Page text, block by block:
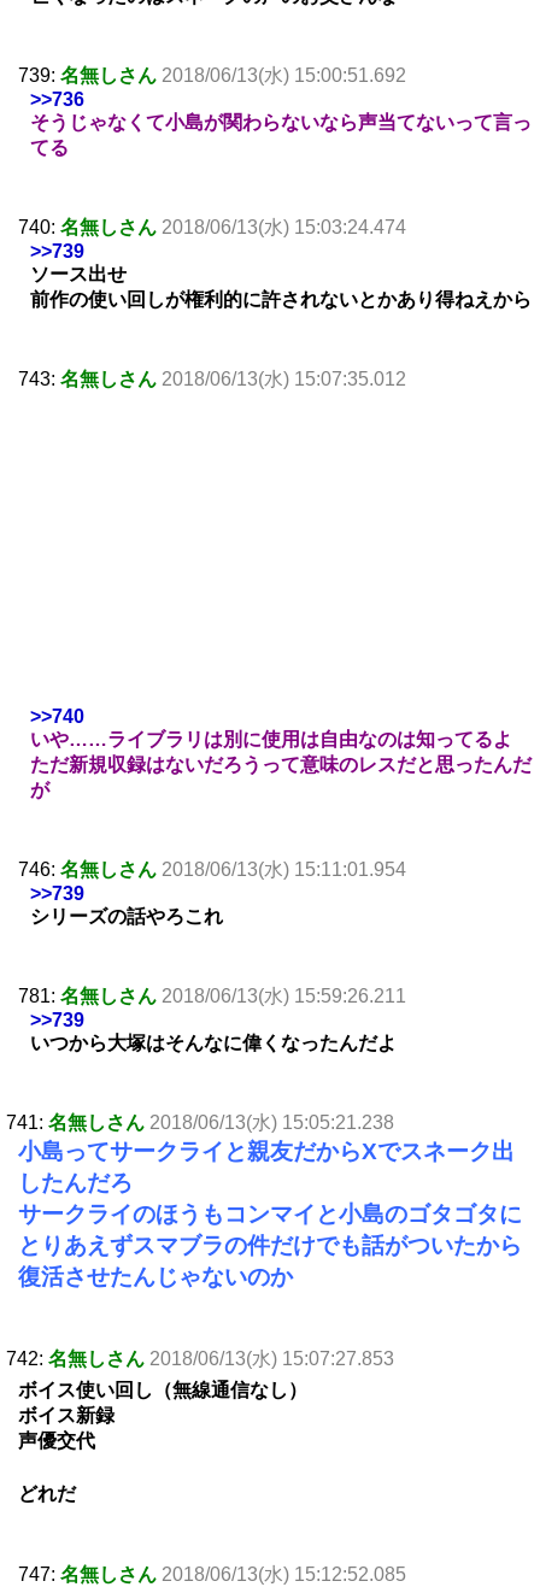
739: 名無しさん 2018/06/13(水) 15:00:51.692
>>736
そうじゃなくて小島が関わらないなら声当てないって言っ
てる
740: 名無しさん 2018/06/13(水) 15:03:24.474
>>739
ソース出せ
前作の使い回しが権利的に許されないとかあり得ねえから
743: 名無しさん 2018/06/13(水) 15:07:35.012
>>740
いや……ライブラリは別に使用は自由なのは知ってるよ
ただ新規収録はないだろうって意味のレスだと思ったんだ
が
746: 名無しさん 2018/06/13(水) 15:11:01.954
>>739
シリーズの話やろこれ
781: 名無しさん 2018/06/13(水) 15:59:26.211
>>739
いつから大塚はそんなに偉くなったんだよ
741: 名無しさん 2018/06/13(水) 15:05:21.238
小島ってサークライと親友だからXでスネーク出
したんだろ
サークライのほうもコンマイと小島のゴタゴタに
とりあえずスマブラの件だけでも話がついたから
復活させたんじゃないのか
742: 名無しさん 2018/06/13(水) 15:07:27.853
ボイス使い回し（無線通信なし）
ボイス新録
声優交代
どれだ
747: 名無しさん 2018/06/13(水) 15:12:52.085